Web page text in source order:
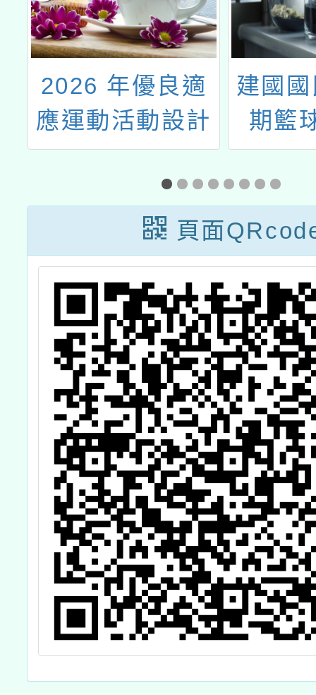
2026 年優良適
應運動活動設計
徵選
建國
期籃
頁面